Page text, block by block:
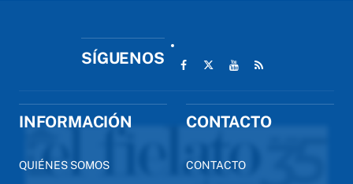
SÍGUENOS
INFORMACIÓN
QUIÉNES SOMOS
CONTACTO
CONTACTO